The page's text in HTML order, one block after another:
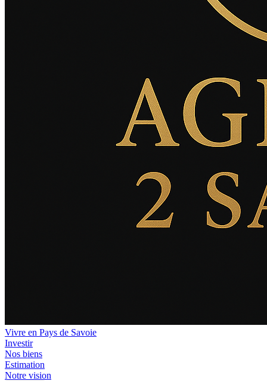
Vivre en Pays de Savoie
Investir
Nos biens
Estimation
Notre vision